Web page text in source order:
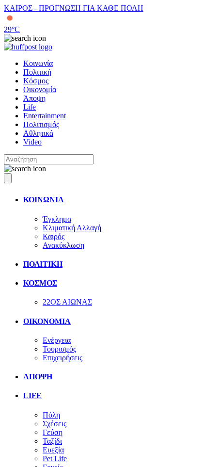
ΚΑΙΡΟΣ - ΠΡΟΓΝΩΣΗ ΓΙΑ ΚΑΘΕ ΠΟΛΗ
29°C
Κοινωνία
Πολιτική
Κόσμος
Οικονομία
Άποψη
Life
Entertainment
Πολιτισμός
Αθλητικά
Video
ΚΟΙΝΩΝΙΑ
Έγκλημα
Κλιματική Αλλαγή
Καιρός
Ανακύκλωση
ΠΟΛΙΤΙΚΗ
ΚΟΣΜΟΣ
22ΟΣ ΑΙΩΝΑΣ
ΟΙΚΟΝΟΜΙΑ
Ενέργεια
Τουρισμός
Επιχειρήσεις
ΑΠΟΨΗ
LIFE
Πόλη
Σχέσεις
Γεύση
Ταξίδι
Ευεξία
Pet Life